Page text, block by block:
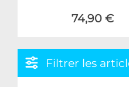
74,90 €
Filtrer les